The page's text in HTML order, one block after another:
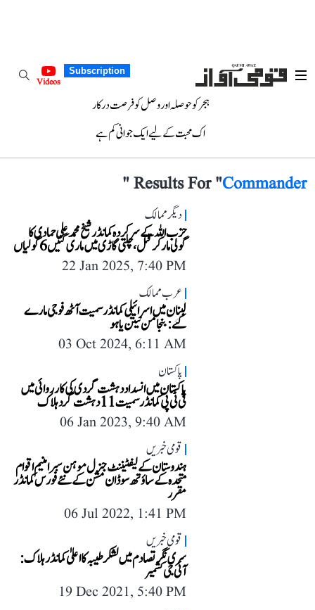
Subscription
Videos
ہجر کو حوصلہ اور وصل کو فرصت درکار
اک محبت کے لیے ایک جوانی کم ہے
Results For "Commander
"
دیگر ممالک
حزب اللہ کے سرکردہ کمانڈر شیخ محمد علی حمادی کا
گولی مار کر قتل، چلتی گاڑی میں ماری گئیں 6 گولیاں
22 Jan 2025, 7:40 PM
عرب ممالک
لبنان میں اسرائیلی کمانڈر سمیت آٹھ فوجی مارے
گئے: بنجامن نیتن یاہو
03 Oct 2024, 6:11 AM
پاکستان
پاکستان میں انسداد دہشت گردی کی کارروائی میں
ٹی ٹی پی کمانڈر سمیت 11 دہشت گرد ہلاک
06 Jan 2023, 9:40 AM
قومی خبریں
ہندوستان کے لیفٹیننٹ جنرل موہن سبرامنیم اقوام
متحدہ کے ساؤتھ سوڈان مشن کے نئے فورس کمانڈر
مقرر
06 Jul 2022, 1:41 PM
قومی خبریں
سری نگر تصادم میں لشکر طیبہ کا اعلیٰ کمانڈر ہلاک:
آئی جی کشمیر
19 Dec 2021, 5:40 PM